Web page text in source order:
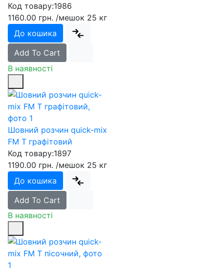
Код товару:1986
1160.00 грн. /мешок 25 кг
До кошика
Add To Cart
В наявності
Шовний розчин quick-mix
FM T графітовий
Код товару:1897
1190.00 грн. /мешок 25 кг
До кошика
Add To Cart
В наявності